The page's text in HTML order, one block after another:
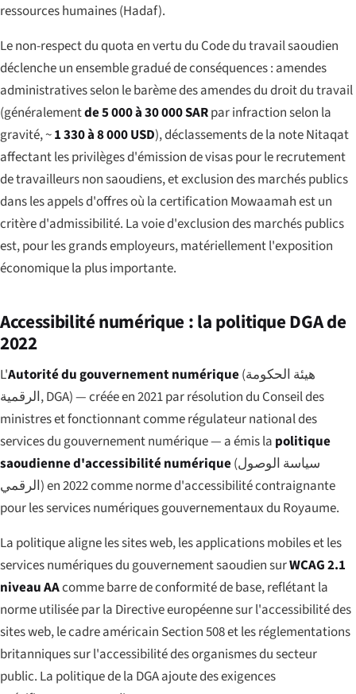
ressources humaines (Hadaf).
Le non-respect du quota en vertu du Code du travail saoudien
déclenche un ensemble gradué de conséquences : amendes
administratives selon le barème des amendes du droit du travail
(généralementde 5 000 à 30 000 SARpar infraction selon la
gravité, ~1 330 à 8 000 USD), déclassements de la note Nitaqat
affectant les privilèges d'émission de visas pour le recrutement
de travailleurs non saoudiens, et exclusion des marchés publics
dans les appels d'offres où la certification Mowaamah est un
critère d'admissibilité. La voie d'exclusion des marchés publics
est, pour les grands employeurs, matériellement l'exposition
économique la plus importante.
Accessibilité numérique : la politique DGA de
2022
L'Autorité du gouvernement numérique(هيئة الحكومة
الرقمية, DGA) — créée en 2021 par résolution du Conseil des
ministres et fonctionnant comme régulateur national des
services du gouvernement numérique — a émis la politique
saoudienne d'accessibilité numérique(سياسة الوصول
الرقمي) en 2022 comme norme d'accessibilité contraignante
pour les services numériques gouvernementaux du Royaume.
La politique aligne les sites web, les applications mobiles et les
services numériques du gouvernement saoudien surWCAG 2.1
niveau AAcomme barre de conformité de base, reflétant la
norme utilisée par la Directive européenne sur l'accessibilité des
sites web, le cadre américain Section 508 et les réglementations
britanniques sur l'accessibilité des organismes du secteur
public. La politique de la DGA ajoute des exigences